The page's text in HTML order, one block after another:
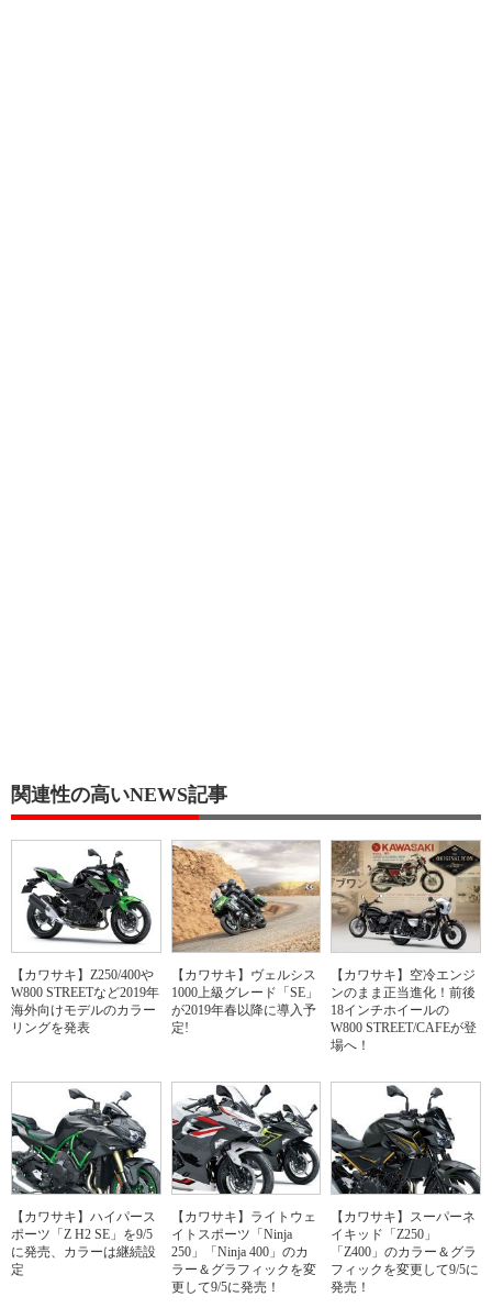
関連性の高いNEWS記事
【カワサキ】Z250/400や
W800 STREETなど2019年
海外向けモデルのカラー
リングを発表
【カワサキ】ヴェルシス
1000上級グレード「SE」
が2019年春以降に導入予
定!
【カワサキ】空冷エンジ
ンのまま正当進化！前後
18インチホイールの
W800 STREET/CAFEが登
場へ！
【カワサキ】ハイパース
ポーツ「Z H2 SE」を9/5
に発売、カラーは継続設
定
【カワサキ】ライトウェ
イトスポーツ「Ninja
250」「Ninja 400」のカ
ラー＆グラフィックを変
更して9/5に発売！
【カワサキ】スーパーネ
イキッド「Z250」
「Z400」のカラー＆グラ
フィックを変更して9/5に
発売！